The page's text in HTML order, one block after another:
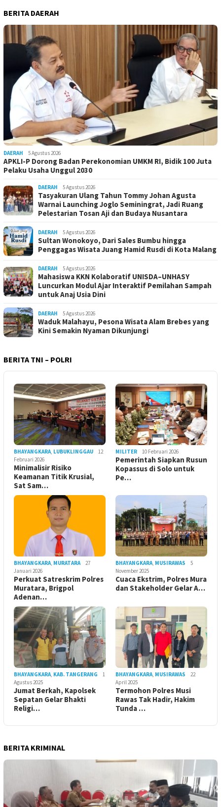
BERITA DAERAH
DAERAH 5 Agustus 2026
APKLI-P Dorong Badan Perekonomian UMKM RI, Bidik 100 Juta
Pelaku Usaha Unggul 2030
DAERAH 5 Agustus 2026
Tasyakuran Ulang Tahun Tommy Johan Agusta
Warnai Launching Joglo Seminingrat, Jadi Ruang
Pelestarian Tosan Aji dan Budaya Nusantara
DAERAH 5 Agustus 2026
Sultan Wonokoyo, Dari Sales Bumbu hingga
Penggagas Wisata Juang Hamid Rusdi di Kota Malang
DAERAH 5 Agustus 2026
Mahasiswa KKN Kolaboratif UNISDA–UNHASY
Luncurkan Modul Ajar Interaktif Pemilahan Sampah
untuk Anaj Usia Dini
DAERAH 5 Agustus 2026
Waduk Malahayu, Pesona Wisata Alam Brebes yang
Kini Semakin Nyaman Dikunjungi
BERITA TNI – POLRI
BHAYANGKARA, LUBUKLINGGAU
12
Februari 2026
Minimalisir Risiko
Keamanan Titik Krusial,
Sat Sam…
MILITER 10 Februari 2026
Pemerintah Siapkan Rusun
Kopassus di Solo untuk
Pe…
BHAYANGKARA, MURATARA
27
Januari 2026
Perkuat Satreskrim Polres
Muratara, Brigpol
Adenan…
BHAYANGKARA, MUSIRAWAS
5
November 2025
Cuaca Ekstrim, Polres Mura
dan Stakeholder Gelar A…
BHAYANGKARA, KAB. TANGERANG
1
Agustus 2025
Jumat Berkah, Kapolsek
Sepatan Gelar Bhakti
Religi…
BHAYANGKARA, MUSIRAWAS
22
April 2025
Termohon Polres Musi
Rawas Tak Hadir, Hakim
Tunda …
BERITA KRIMINAL